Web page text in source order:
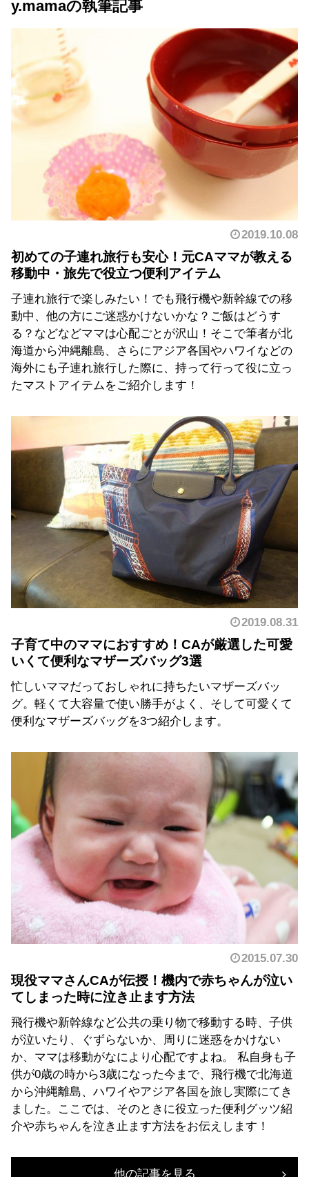
y.mamaの執筆記事
2019.10.08
初めての子連れ旅行も安心！元CAママが教える
移動中・旅先で役立つ便利アイテム
子連れ旅行で楽しみたい！でも飛行機や新幹線での移
動中、他の方にご迷惑かけないかな？ご飯はどうす
る？などなどママは心配ごとが沢山！そこで筆者が北
海道から沖縄離島、さらにアジア各国やハワイなどの
海外にも子連れ旅行した際に、持って行って役に立っ
たマストアイテムをご紹介します！
2019.08.31
子育て中のママにおすすめ！CAが厳選した可愛
いくて便利なマザーズバッグ3選
忙しいママだっておしゃれに持ちたいマザーズバッ
グ。軽くて大容量で使い勝手がよく、そして可愛くて
便利なマザーズバッグを3つ紹介します。
2015.07.30
現役ママさんCAが伝授！機内で赤ちゃんが泣い
てしまった時に泣き止ます方法
飛行機や新幹線など公共の乗り物で移動する時、子供
が泣いたり、ぐずらないか、周りに迷惑をかけない
か、ママは移動がなにより心配ですよね。 私自身も子
供が0歳の時から3歳になった今まで、飛行機で北海道
から沖縄離島、ハワイやアジア各国を旅し実際にてき
ました。ここでは、そのときに役立った便利グッツ紹
介や赤ちゃんを泣き止ます方法をお伝えします！
他の記事を見る